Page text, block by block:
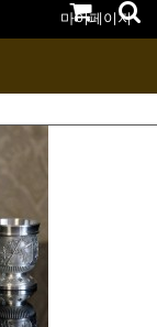
마이페이지